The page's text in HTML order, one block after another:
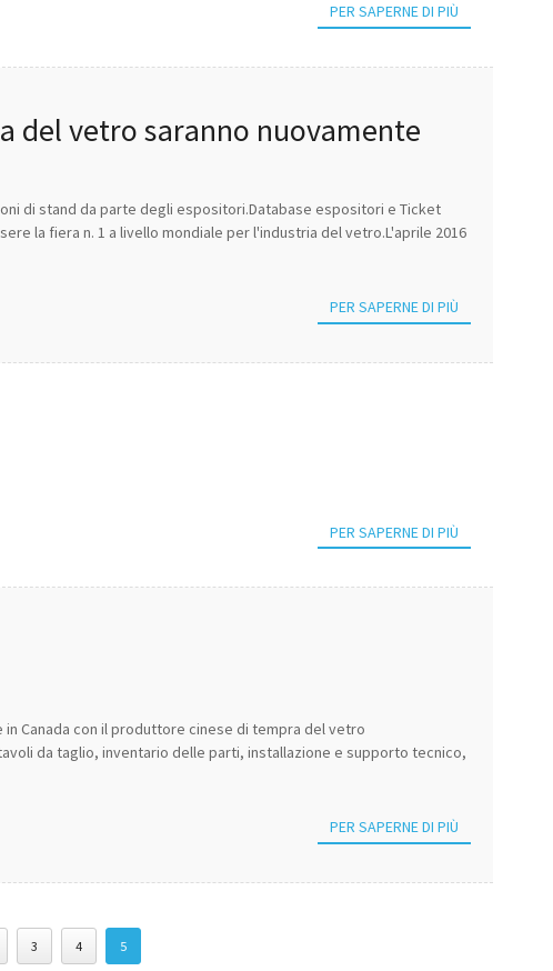
PER SAPERNE DI PIÙ
del vetro saranno nuovamente
di stand da parte degli espositori.Database espositori e Ticket
la fiera n. 1 a livello mondiale per l'industria del vetro.L'aprile 2016
PER SAPERNE DI PIÙ
PER SAPERNE DI PIÙ
in Canada con il produttore cinese di tempra del vetro
da taglio, inventario delle parti, installazione e supporto tecnico,
PER SAPERNE DI PIÙ
3 4 5